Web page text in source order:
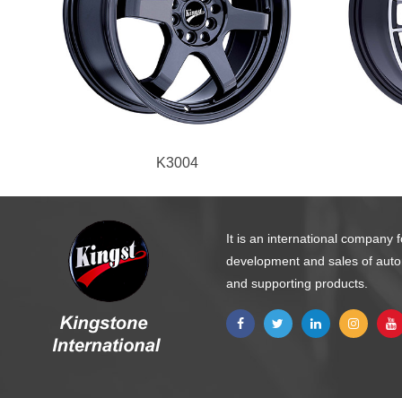
K3004
It is an international company
development and sales of
and supporting products.